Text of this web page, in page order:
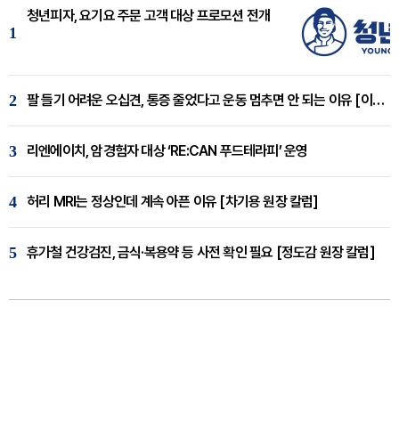
1
청년피자, 요기요 주문 고객 대상 프로모션 전개
2 팔 들기 어려운 오십견, 통증 줄었다고 운동 멈추면 안 되는 이유 [이병욱 원장 칼럼]
3 리엔에이치, 암경험자 대상 ‘RE:CAN 푸드테라피’ 운영
4 허리 MRI는 정상인데 계속 아픈 이유 [차기용 원장 칼럼]
5 휴가철 건강검진, 금식·복용약 등 사전 확인 필요 [정도감 원장 칼럼]